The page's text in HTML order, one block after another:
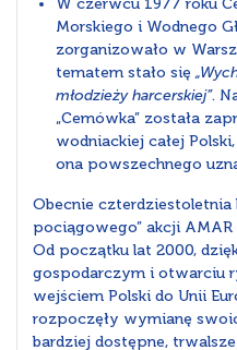
W czerwcu 1977 roku
Morskiego i Wodnego
zorganizowało w
tematem stało się
młodzieży harcerskiej”.
„Cemówka” została
wodniackiej całej
ona powszechnego
Obecnie czterdziestoletnia
pociągowego” akcji
Od początku lat 2000,
gospodarczym i otwarciu
wejściem Polski do Unii
rozpoczęły wymianę
bardziej dostępne,